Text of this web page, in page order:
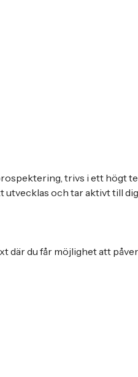
trivs i ett högt
utvecklas och tar aktivt till
där du får möjlighet att